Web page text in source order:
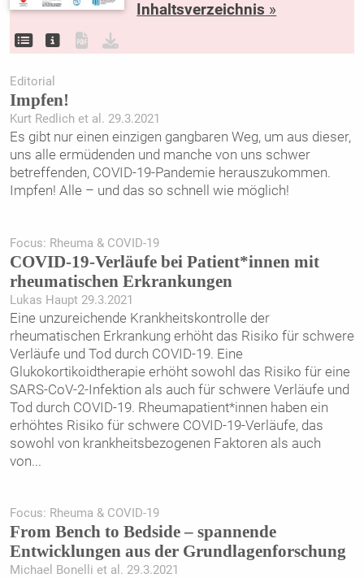
Inhaltsverzeichnis »
Editorial
Impfen!
Kurt Redlich et al. 29.3.2021
Es gibt nur einen einzigen gangbaren Weg, um aus dieser,
uns alle ermüdenden und manche von uns schwer
betreffenden, COVID-19-Pandemie herauszukommen.
Impfen! Alle – und das so schnell wie möglich!
Focus: Rheuma & COVID-19
COVID-19-Verläufe bei Patient*innen mit
rheumatischen Erkrankungen
Lukas Haupt 29.3.2021
Eine unzureichende Krankheitskontrolle der
rheumatischen Erkrankung erhöht das Risiko für schwere
Verläufe und Tod durch COVID-19. Eine
Glukokortikoidtherapie erhöht sowohl das Risiko für eine
SARS-CoV-2-Infektion als auch für schwere ­Verläufe und
Tod durch COVID-19. Rheumapatient*innen haben ein
erhöhtes Risiko für schwere COVID-19-Verläufe, das
sowohl von krankheitsbezogenen Faktoren als auch
von...
Focus: Rheuma & COVID-19
From Bench to Bedside – spannende
Entwicklungen aus der Grundlagenforschung
Michael Bonelli et al. 29.3.2021